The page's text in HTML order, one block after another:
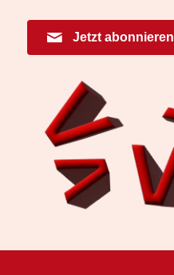
Jetzt abonnieren